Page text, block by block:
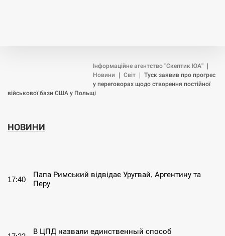
Інформаційне агентство "Скептик ЮА"
Новини
Світ
Туск заявив про прогрес
у переговорах щодо створення постійної
військової бази США у Польщі
НОВИНИ
17:40
Папа Римський відвідає Уругвай, Аргентину та
Перу
В ЦПД назвали единственный способ